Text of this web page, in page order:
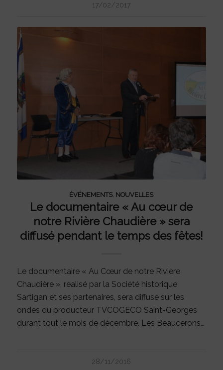
17/02/2017
ÉVÉNEMENTS, NOUVELLES
Le documentaire « Au cœur de
notre Rivière Chaudière » sera
diffusé pendant le temps des fêtes!
Le documentaire « Au Cœur de notre Rivière
Chaudière », réalisé par la Société historique
Sartigan et ses partenaires, sera diffusé sur les
ondes du producteur TVCOGECO Saint-Georges
durant tout le mois de décembre. Les Beaucerons…
28/11/2016